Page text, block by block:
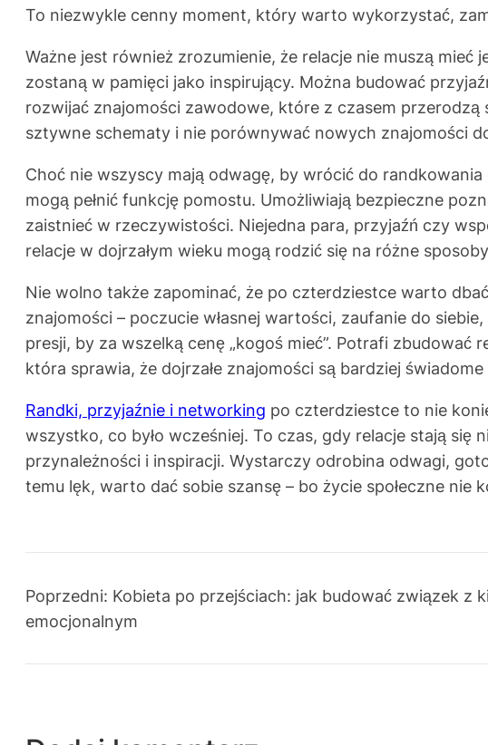
To niezwykle cenny moment, który warto wykorzystać,
Ważne jest również zrozumienie, że relacje nie muszą
zostaną w pamięci jako inspirujący. Można budować
rozwijać znajomości zawodowe, które z czasem
sztywne schematy i nie porównywać nowych znajomości
Choć nie wszyscy mają odwagę, by wrócić do
mogą pełnić funkcję pomostu. Umożliwiają bezpieczne
zaistnieć w rzeczywistości. Niejedna para, przyjaźń czy
relacje w dojrzałym wieku mogą rodzić się na różne
Nie wolno także zapominać, że po czterdziestce warto
znajomości – poczucie własnej wartości, zaufanie do
presji, by za wszelką cenę „kogoś mieć”. Potrafi
która sprawia, że dojrzałe znajomości są bardziej świadome
Randki, przyjaźnie i networking po czterdziestce to nie
wszystko, co było wcześniej. To czas, gdy relacje stają się
przynależności i inspiracji. Wystarczy odrobina odwagi,
temu lęk, warto dać sobie szansę – bo życie społeczne nie
Poprzedni: Kobieta po przejściach: jak budować związek z
emocjonalnym